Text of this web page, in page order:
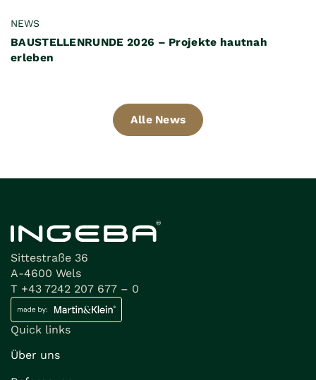
NEWS
BAUSTELLENRUNDE 2026 – Projekte hautnah
erleben
Alle News
Sittestraße 36
A-4600 Wels
T +43 7242 207 677 – 0
Quick links
Über uns